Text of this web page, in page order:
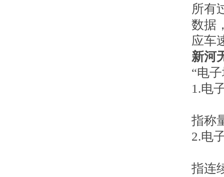
所有
数据
应车
新河
“电
1.电
指称
2.电
指连